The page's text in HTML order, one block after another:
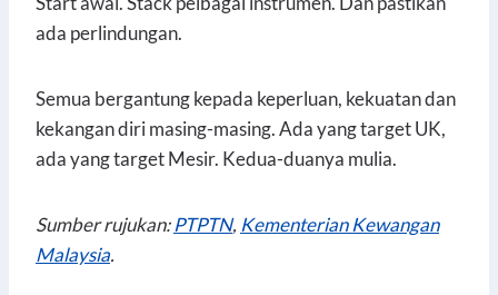
ada perlindungan.
Semua bergantung kepada keperluan, kekuatan dan
kekangan diri masing-masing. Ada yang target UK,
ada yang target Mesir. Kedua-duanya mulia.
Sumber rujukan:PTPTN, Kementerian Kewangan
Malaysia.